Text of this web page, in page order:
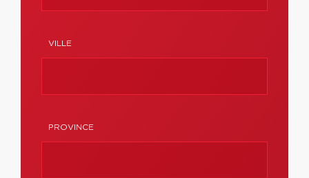
VILLE
PROVINCE